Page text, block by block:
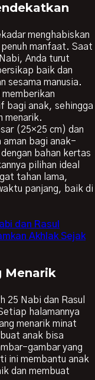
menghabiskan
manfaat. Saat
Anda turut
baik dan
sesama manusia.
memberikan
bagi anak, sehingga
menarik.
(25×25 cm) dan
aman bagi anak-
bahan kertas
pilihan ideal
tahan lama,
panjang, baik di
dan Rasul
Akhlak Sejak
Menarik
25 Nabi dan Rasul
halamannya
menarik minat
anak bisa
gambar yang
ini membantu anak
dan membuat